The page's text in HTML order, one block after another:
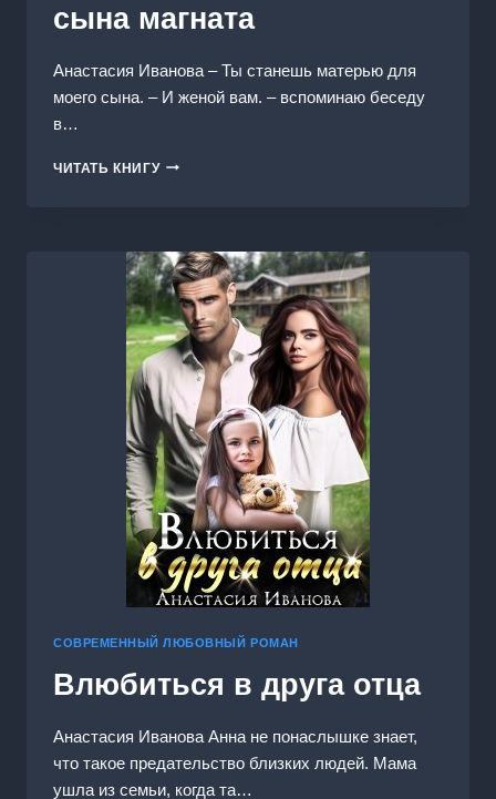
сына магната
Анастасия Иванoва – Ты станешь матерью для
моего сына. – И женой вам. – вспоминаю беседу
в…
ЧИТАТЬ КНИГУСЛУЧАЙНАЯ
СОВРЕМЕННЫЙ ЛЮБОВНЫЙ РОМАН
Влюбиться в друга отца
Анастасия Иванoва Анна не понаслышке знает,
что такое предательство близких людей. Мама
ушла из семьи, когда та…